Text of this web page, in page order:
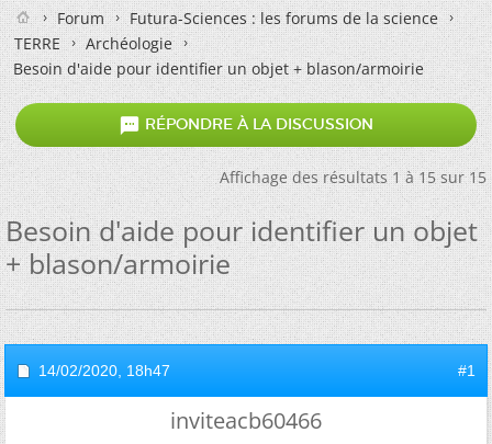
Forum
Futura-Sciences : les forums de la science
TERRE
Archéologie
Besoin d'aide pour identifier un objet + blason/armoirie
 RÉPONDRE À LA DISCUSSION
Affichage des résultats 1 à 15 sur 15
Besoin d'aide pour identifier un objet
+ blason/armoirie
14/02/2020, 18h47 #1
inviteacb60466